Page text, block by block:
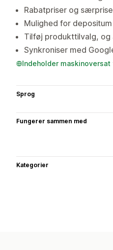
Rabatpriser og
Mulighed for
Tilføj produkttilvalg, og
Synkroniser med
Indeholder
Sprog
Fungerer sammen med
Kategorier